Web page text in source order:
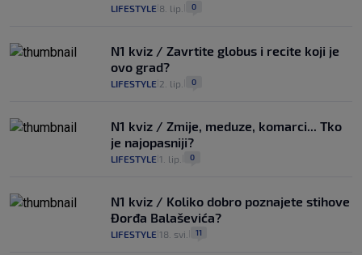
LIFESTYLE 8. lip. 0
N1 kviz / Zavrtite globus i recite koji je
ovo grad?
LIFESTYLE 2. lip. 0
N1 kviz / Zmije, meduze, komarci... Tko
je najopasniji?
LIFESTYLE 1. lip. 0
N1 kviz / Koliko dobro poznajete stihove
Đorđa Balaševića?
LIFESTYLE 18. svi. 11